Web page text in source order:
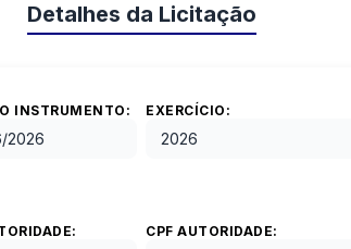
Detalhes da Licitação
INSTRUMENTO:
/2026
EXERCÍCIO:
2026
CPF AUTORIDADE: